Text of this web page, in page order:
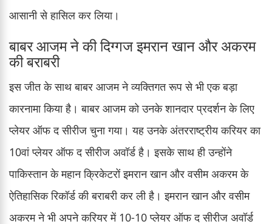
आसानी से हासिल कर लिया।
बाबर आजम ने की दिग्गज इमरान खान और अकरम
की बराबरी
इस जीत के साथ बाबर आजम ने व्यक्तिगत रूप से भी एक बड़ा
कारनामा किया है। बाबर आजम को उनके शानदार प्रदर्शन के लिए
प्लेयर ऑफ द सीरीज चुना गया। यह उनके अंतरराष्ट्रीय करियर का
10वां प्लेयर ऑफ द सीरीज अवॉर्ड है। इसके साथ ही उन्होंने
पाकिस्तान के महान क्रिकेटरों इमरान खान और वसीम अकरम के
ऐतिहासिक रिकॉर्ड की बराबरी कर ली है। इमरान खान और वसीम
अकरम ने भी अपने करियर में 10-10 प्लेयर ऑफ द सीरीज अवॉर्ड